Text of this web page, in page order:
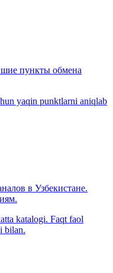
пункты обмена
yaqin punktlarni aniqlab
в Узбекистане.
katalogi. Faqt faol
bilan.